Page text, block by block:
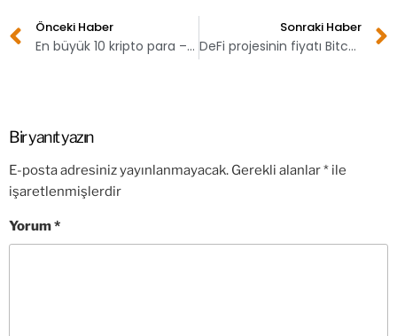
Önceki Haber
En büyük 10 kripto para – 16 Ağustos 2020
Sonraki Haber
DeFi projesinin fiyatı Bitcoin’e yaklaştı
Bir yanıt yazın
E-posta adresiniz yayınlanmayacak. Gerekli alanlar* ile
işaretlenmişlerdir
Yorum*